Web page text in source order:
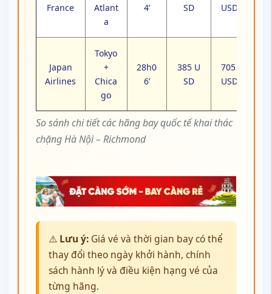
So sánh chi tiết các hãng bay quốc tế khai thác
chặng Hà Nội – Richmond
France
Atlant
a
4’
SD
USD
Japan
Airlines
Tokyo
+
Chica
go
28h0
6’
385 U
SD
705
USD
⚠️ Lưu ý:Giá vé và thời gian bay có thể
thay đổi theo ngày khởi hành, chính
sách hành lý và điều kiện hạng vé của
từng hãng.